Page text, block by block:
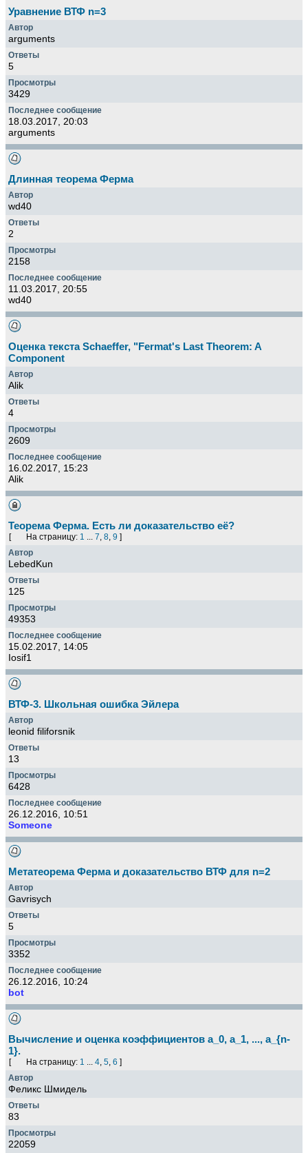
Уравнение ВТФ n=3
arguments
5
3429
18.03.2017, 20:03
arguments
Длинная теорема Ферма
wd40
2
2158
11.03.2017, 20:55
wd40
Оценка текста Schaeffer, "Fermat's Last Theorem: A
Component
Alik
4
2609
16.02.2017, 15:23
Alik
Теорема Ферма. Есть ли доказательство её?
[ На страницу: 1 ... 7, 8, 9 ]
LebedKun
125
49353
15.02.2017, 14:05
Iosif1
ВТФ-3. Школьная ошибка Эйлера
leonid filiforsnik
13
6428
26.12.2016, 10:51
Someone
Метатеорема Ферма и доказательство ВТФ для n=2
Gavrisych
5
3352
26.12.2016, 10:24
bot
Вычисление и оценка коэффициентов a_0, a_1, ..., a_{n-
1}.
[ На страницу: 1 ... 4, 5, 6 ]
Феликс Шмидель
83
22059